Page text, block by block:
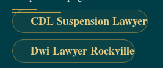
CDL Suspension Lawyer
Dwi Lawyer Rockville